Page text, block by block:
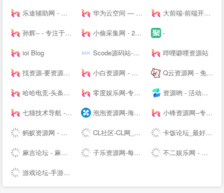
乐途辅助网 - 我爱辅助网_678辅助网-找辅助上乐途-最大游戏辅助网-热门辅助资源网 华为云空间 — 存于云间，尽享精彩 大前端-前端开发_主机测评推荐
孙辉-- - 专注于各种焊接设备、电动缸营销和焊接技术分享交流-后花园笔记 小偷采集网 - 24H实时更新全网资源专注网络资源快速收集和查询 -
ioi Blog Scode源码站-网站源码|站长资讯|站长源码|站长工具|游戏源码|SEO教程|建站教程|SCODE1.COM 哔哩噼哩资源站
找资源-要资源就上找资源|专业提供,免费资源,活动资源,源码资源,励志打造全网最好最全的资源大全- 小白资源网 - 专业免费分享QQ技术资源，优质教程,辅助,QQ技术,以及其他日常信息,好货不私藏! Q云资源网 - 免费资源搜集分享平台!
哈哈电竞-头条快讯网，综合商业资讯报道 零度娱乐网-专注绿色软件与网络技术分享 资源哟 - 活动、软件、教程 - 综合资源聚合平台
七猫技术导航 - 学技术,找资源,从这里开始 泡泡资源网-海量精品资源持续推送 专业可靠的网络知识服务平台 小锋资源网--专注于优质资源分享,每天更新大量原创技术教程,线报活动,QQ技术、QQ资源、微信资源、宅男福利、网络热门、破解软件等...
蚂蚁资源网 - 免费游戏辅助,软件,活动,技术教程分享平台_小刀娱乐网_我爱辅助网_善恶资源网！ CL社区-CL网_专注于全网-挂机项目-免费项目-赚钱项目-游戏搬砖项目-活动线报-源码基地-副业-活动-软件-教程-致力于全网付费项目揭秘分享 卡饭论坛_最好的软件论坛_讨论 - 互助分享 - 大气谦和!
麻吉论坛 - 麻吉辅助,麻吉资源,我爱资源网,麻吉娱乐网,辅助网,破解软件分享,最全面的免费资源论坛 - www.k7788.cn 子乐资源网-每日资源分享,活动线报,技术教程,网站源码,汇聚全网最新最热的资源网! 不二娱乐网 - 专注活动，软件，教程分享！总之就是网络那些事。
游戏论坛-手游论坛-游戏社区-游戏玩家交流上游戏论坛